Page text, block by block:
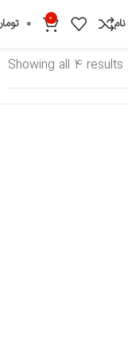
0
0
Showing all 4 results